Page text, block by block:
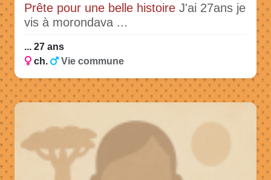
Prête pour une belle histoire J'ai 27ans je
vis à morondava ...
... 27 ans
ch.
Vie commune